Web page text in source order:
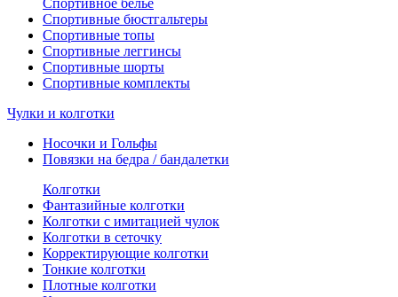
Спортивное белье
Спортивные бюстгальтеры
Спортивные топы
Спортивные леггинсы
Спортивные шорты
Спортивные комплекты
Чулки и колготки
Носочки и Гольфы
Повязки на бедра / бандалетки
Колготки
Фантазийные колготки
Колготки с имитацией чулок
Колготки в сеточку
Корректирующие колготки
Тонкие колготки
Плотные колготки